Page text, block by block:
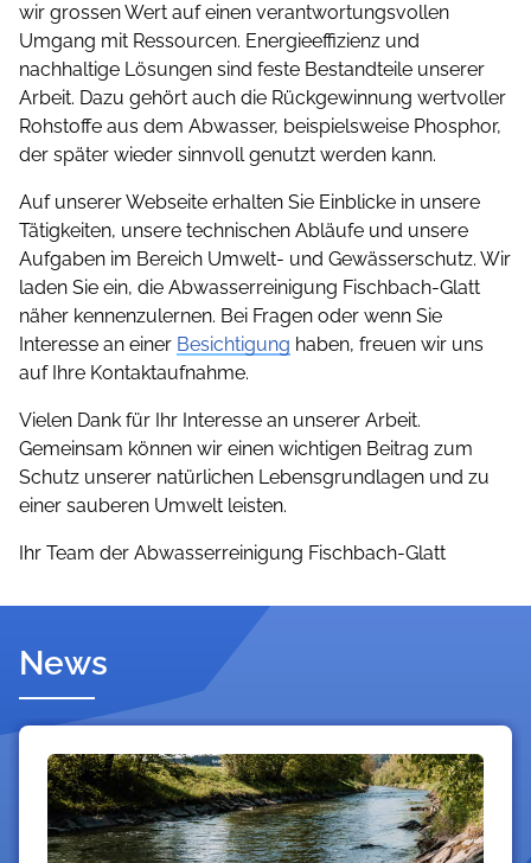
wir grossen Wert auf einen verantwortungsvollen
Umgang mit Ressourcen. Energieeffizienz und
nachhaltige Lösungen sind feste Bestandteile unserer
Arbeit. Dazu gehört auch die Rückgewinnung wertvoller
Rohstoffe aus dem Abwasser, beispielsweise Phosphor,
der später wieder sinnvoll genutzt werden kann.
Auf unserer Webseite erhalten Sie Einblicke in unsere
Tätigkeiten, unsere technischen Abläufe und unsere
Aufgaben im Bereich Umwelt- und Gewässerschutz. Wir
laden Sie ein, die Abwasserreinigung Fischbach-Glatt
näher kennenzulernen. Bei Fragen oder wenn Sie
Interesse an einer Besichtigung haben, freuen wir uns
auf Ihre Kontaktaufnahme.
Vielen Dank für Ihr Interesse an unserer Arbeit.
Gemeinsam können wir einen wichtigen Beitrag zum
Schutz unserer natürlichen Lebensgrundlagen und zu
einer sauberen Umwelt leisten.
Ihr Team der Abwasserreinigung Fischbach-Glatt
News